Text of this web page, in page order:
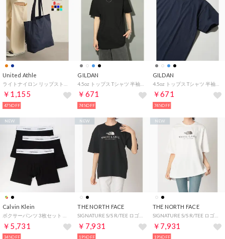
United Athle
￥1,155
47%OFF
GILDAN
￥671
74%OFF
GILDAN
4.5oz トップス Tシャツ 半袖 コットン100% 無地 クルーネック ユニセックス 五分袖 カットソー GL63000 （ネイビー）
￥671
74%OFF
Calvin Klein
￥5,731
NEW
34%OFF
THE NORTH FACE
￥7,931
NEW
19%OFF
THE NORTH FACE
SIGNATURE S/S R/TEE ロゴTシャツ （ホワイト）
￥7,931
NEW
19%OFF